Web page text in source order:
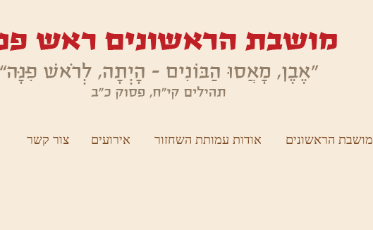
מושבת הראשונים אודות עמותת השחזור אירועים צור קשר